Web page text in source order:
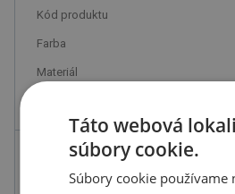
Kód produktu
Farba
Materiál
ks
Táto webová
súbory cookie.
Súbory cookie používame